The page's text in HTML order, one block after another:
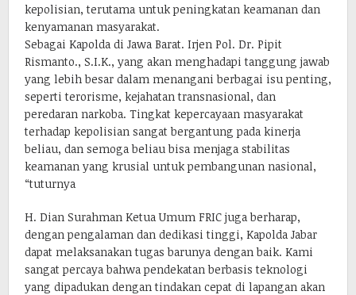
kepolisian, terutama untuk peningkatan keamanan dan
kenyamanan masyarakat.
Sebagai Kapolda di Jawa Barat. Irjen Pol. Dr. Pipit
Rismanto., S.I.K., yang akan menghadapi tanggung jawab
yang lebih besar dalam menangani berbagai isu penting,
seperti terorisme, kejahatan transnasional, dan
peredaran narkoba. Tingkat kepercayaan masyarakat
terhadap kepolisian sangat bergantung pada kinerja
beliau, dan semoga beliau bisa menjaga stabilitas
keamanan yang krusial untuk pembangunan nasional,
“tuturnya
H. Dian Surahman Ketua Umum FRIC juga berharap,
dengan pengalaman dan dedikasi tinggi, Kapolda Jabar
dapat melaksanakan tugas barunya dengan baik. Kami
sangat percaya bahwa pendekatan berbasis teknologi
yang dipadukan dengan tindakan cepat di lapangan akan